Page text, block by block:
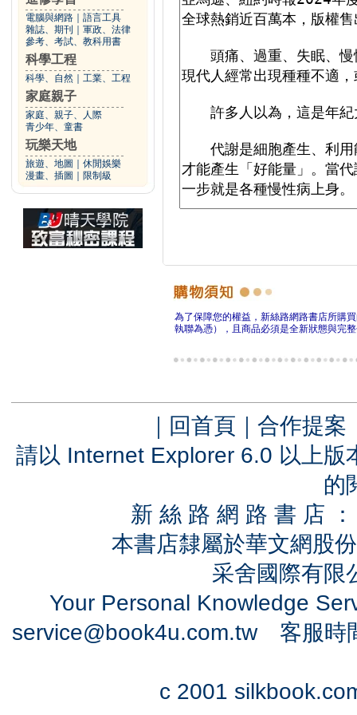
電腦與網路
語言工具
雜誌、期刊
軍政、法律
參考、考試、教科用書
科學工程
科學、自然 工業、工程
家庭親子
家庭、親子、人際
青少年、童書
玩樂天地
旅遊、地圖
休閒娛樂
漫畫、插圖
限制級
為了保障您的權益，新絲路網路書店所購
執聯為憑），且商品必須是全新狀態與完
｜ 回首頁 ｜ 合作提案
請以 Internet Explorer 6.0 以上
的
新 絲 路 網 路 書 店
本書店隸屬於華文網股
采舍國際有
Your Personal Knowledge
service@book4u.com.tw客服時
c 2001